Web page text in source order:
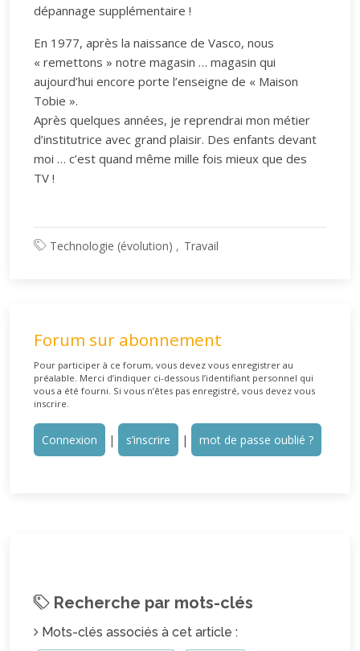
dépannage supplémentaire !
En 1977, après la naissance de Vasco, nous
« remettons » notre magasin … magasin qui
aujourd’hui encore porte l’enseigne de « Maison
Tobie ».
Après quelques années, je reprendrai mon métier
d’institutrice avec grand plaisir. Des enfants devant
moi … c’est quand même mille fois mieux que des
TV !
Technologie (évolution) Travail
Forum sur abonnement
Pour participer à ce forum, vous devez vous enregistrer au
préalable. Merci d’indiquer ci-dessous l’identifiant personnel qui
vous a été fourni. Si vous n’êtes pas enregistré, vous devez vous
inscrire.
Connexion | s’inscrire | mot de passe oublié ?
Recherche par mots-clés
Mots-clés associés à cet article :